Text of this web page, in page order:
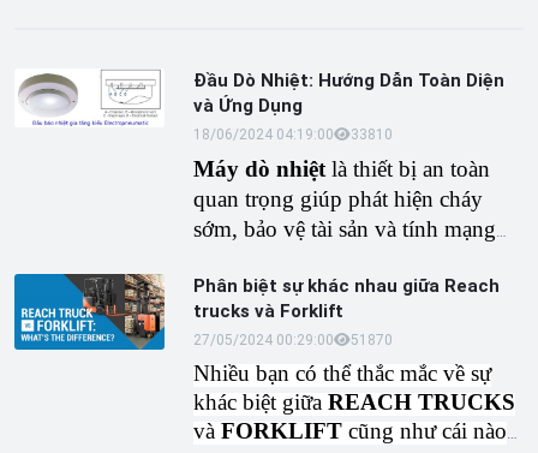
Đầu Dò Nhiệt: Hướng Dẫn Toàn Diện
và Ứng Dụng
18/06/2024 04:19:00 3381 0
Máy dò nhiệt là thiết bị an toàn
quan trọng giúp phát hiện cháy
sớm, bảo vệ tài sản và tính mạng
cung cấp thông tin chi tiết về máy
dò nhiệt, bao gồm các loại, cách
hoạt động, ưu điểm, nhược điểm
và ứng dụng cụ thể để bạn lựa
chọn được thiết bị phù hợp cho
ngôi nhà của mình.
Phân biệt sự khác nhau giữa Reach
trucks và Forklift
27/05/2024 00:29:00 51870
Nhiều bạn có thể thắc mắc về sự
khác biệt giữaREACH TRUCKS
vàFORKLIFTcũng như cái nào